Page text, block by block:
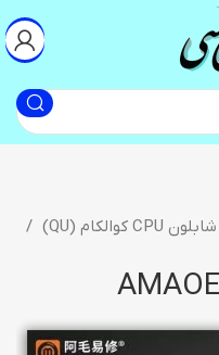
شابلون CPU کوالکام (QU)